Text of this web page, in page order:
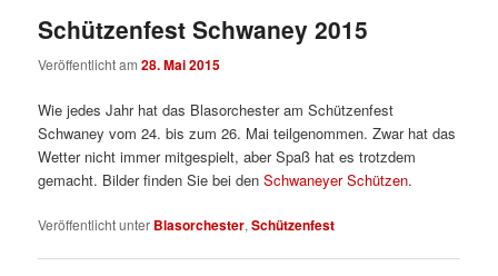
Schützenfest Schwaney 2015
Veröffentlicht am28. Mai 2015
Wie jedes Jahr hat das Blasorchester am Schützenfest
Schwaney vom 24. bis zum 26. Mai teilgenommen. Zwar hat das
Wetter nicht immer mitgespielt, aber Spaß hat es trotzdem
gemacht. Bilder finden Sie bei denSchwaneyer Schützen.
Veröffentlicht unter Blasorchester,Schützenfest